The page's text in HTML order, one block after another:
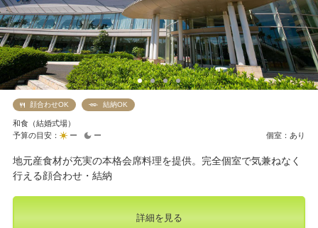
顔合わせOK 結納OK
和食（結婚式場）
予算の目安：
ー ー 個室：あり
地元産食材が充実の本格会席料理を提供。完全個室で気兼ねなく
行える顔合わせ・結納
詳細を見る